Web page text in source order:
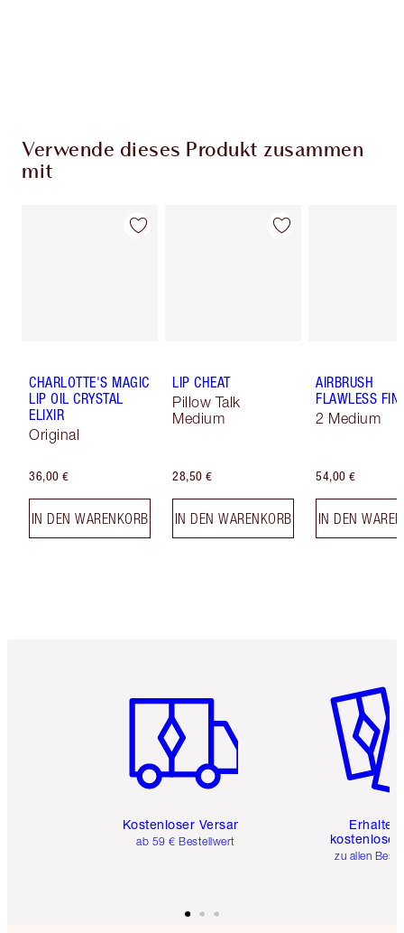
Verwende dieses Produkt zusammen
mit
CHARLOTTE'S MAGIC
LIP OIL CRYSTAL
ELIXIR
Original
36,00 €
IN DEN WARENKORB
LIP CHEAT
Pillow Talk
Medium
28,50 €
IN DEN WARENKORB
AIRBRUSH
FLAWLESS
2 Medium
54,00 €
IN DEN
Kostenloser Versand
ab 59 € Bestellwert
Erhalte
kostenlose
zu allen